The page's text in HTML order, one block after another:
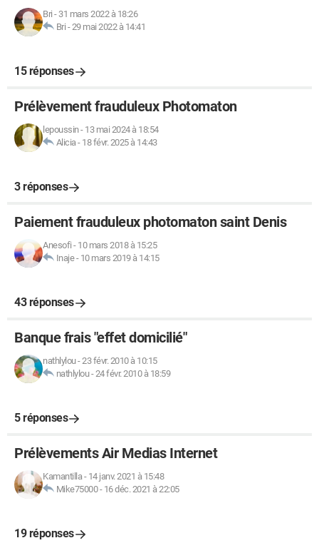
Bri - 31 mars 2022 à 18:26
Bri -29 mai 2022 à 14:41
15 réponses
Prélèvement frauduleux Photomaton
lepoussin- 13 mai 2024 à 18:54
Alicia- 18 févr. 2025 à 14:43
3 réponses
Paiement frauduleux photomaton saint Denis
Anesofi - 10 mars 2018 à 15:25
Inaje- 10 mars 2019 à 14:15
43 réponses
Banque frais "effet domicilié"
nathlylou-23 févr. 2010 à 10:15
nathlylou-24 févr. 2010 à 18:59
5 réponses
Prélèvements Air Medias Internet
Kamantilla- 14 janv. 2021 à 15:48
Mike75000- 16 déc. 2021 à 22:05
19 réponses